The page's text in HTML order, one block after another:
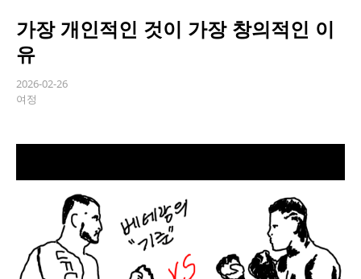
가장 개인적인 것이 가장 창의적인 이
유
2026-02-26
여정